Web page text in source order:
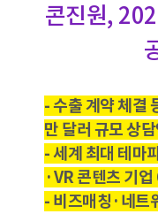
콘진원,
- 수출 계약 체결
만 달러 규모 상
- 세계 최대 테마
·VR 콘텐츠 기
- 비즈매칭·네트